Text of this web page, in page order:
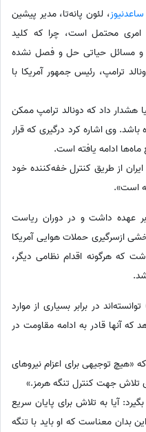
،‌ لئون پانه‌تا، مدیر پیشین
امری محتمل است، چرا که کلید
و مسائل حیاتی حل و فصل نشده
ترامپ، رئیس جمهور آمریکا با
هشدار داد که دونالد ترامپ ممکن
باشد. وی اشاره کرد درگیری‌ که قرار
ادامه یافته است.
از طریق کنترل خفه‌کننده خود
است».
عهده داشت و در دوران ریاست
ازسرگیری حملات هوایی آمریکا
که هرگونه اقدام نظامی دیگر،
در برابر بسیاری از موارد
آنها قادر به ادامه مقاومت در
«هیچ توجیهی برای اعزام نیروهای
تلاش جهت کنترل تنگه هرمز.»
آیا به تلاش برای پایان سریع
بدان معناست که او باید با تنگه